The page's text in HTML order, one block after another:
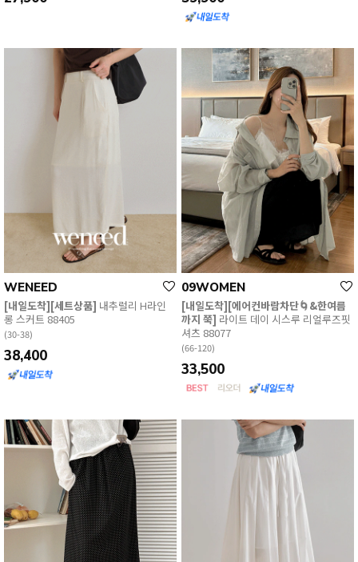
WENEED
[내일도착][세트상품] 내추럴리 H라인
롱 스커트 88405
(30-38)
38,400
09WOMEN
[내일도착][에어컨바람차단🌀&한여름
까지 쭉] 라이트 데이 시스루 리얼루즈핏
셔츠 88077
(66-120)
33,500